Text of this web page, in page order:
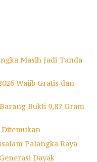
Masih Jadi Tanda
Wajib Gratis dan
Bukti 9,87 Gram
Palangka Raya
Dayak